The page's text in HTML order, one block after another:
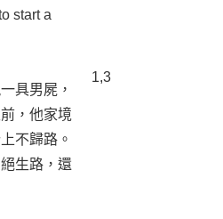
start a
具男屍，
，他家境
不歸路。
生路，還
1,3